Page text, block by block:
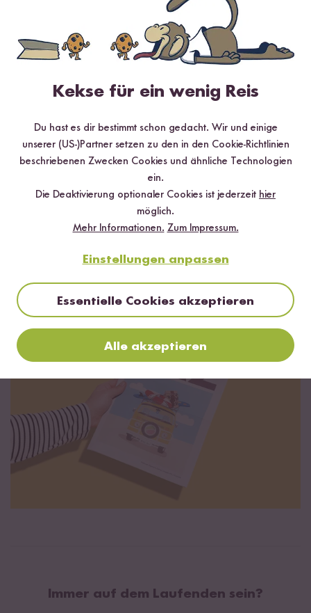
Reishunger Allgemeine Zeitung
Die RAZ - unsere eigene Berichterstattung. Mehrfach im Jahr
erscheint sie mit neuen Ausgaben und ist für unsere Kund:innen
in all unseren Paketen zu finden.
Was steht da so drin?
Alles! vom Geschehen hinter den Kulissen, über Flurfunk der
Mitarbeiter, bis hin zu Rezeptideen, Produktneuheiten,
Immer auf dem Laufenden sein?
Kekse für ein wenig Reis
Du hast es dir bestimmt schon gedacht. Wir und einige
unserer (US-)Partner setzen zu den in den Cookie-Richtlinien
beschriebenen Zwecken Cookies und ähnliche Technologien
ein.
Die Deaktivierung optionaler Cookies ist jederzeit hier
möglich.
Mehr Informationen. Zum Impressum.
Einstellungen anpassen
Essentielle Cookies akzeptieren
Alle akzeptieren